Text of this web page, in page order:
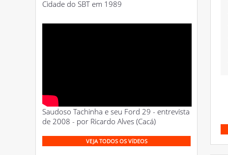
Cidade do SBT em 1989
Saudoso Tachinha e seu Ford 29 - entrevista
de 2008 - por Ricardo Alves (Cacá)
VEJA TODOS OS VíDEOS